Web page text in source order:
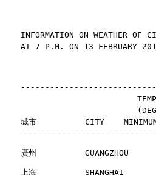
INFORMATION ON WEATHER
AT 7 P.M. ON 13 FEBRUARY
城市          CITY    MINIMUM 最
廣州
上海          SHANGHAI